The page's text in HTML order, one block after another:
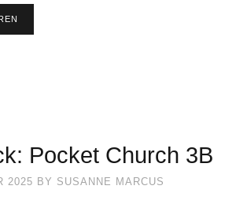
Pocket Church 3B
2025 BY SUSANNE MARCUS